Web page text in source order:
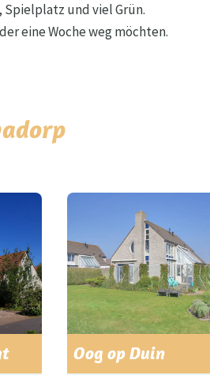
und viel Grün.
eine Woche weg möchten.
Oog op Duin